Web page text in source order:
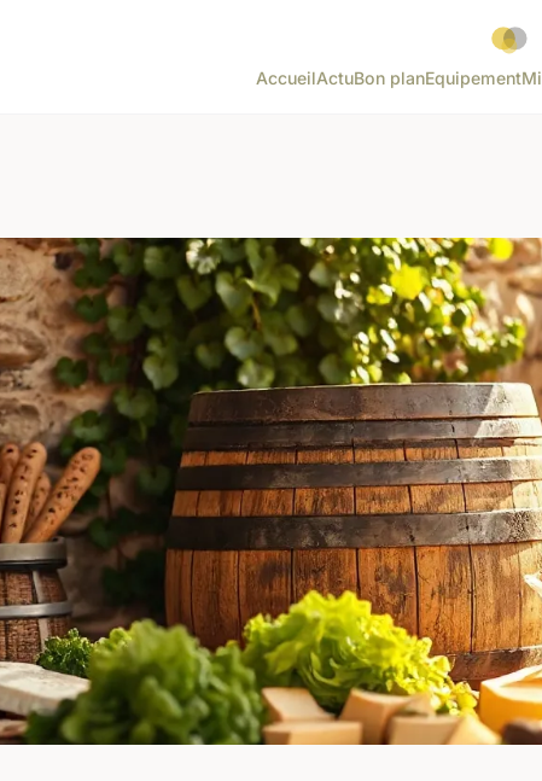
AccueilActuBon planEquipement